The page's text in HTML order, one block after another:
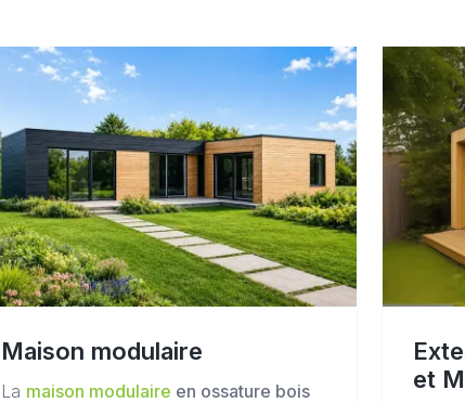
Maison modulaire
La maison modulaire en ossature bois
et